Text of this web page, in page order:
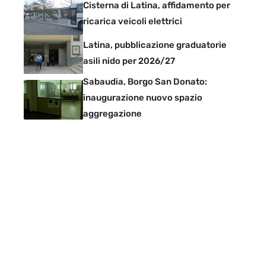
Cisterna di Latina, affidamento per
ricarica veicoli elettrici
Latina, pubblicazione graduatorie
asili nido per 2026/27
Sabaudia, Borgo San Donato:
inaugurazione nuovo spazio
aggregazione